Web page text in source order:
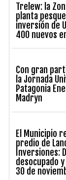
Trelew: la
planta
inversión de
400 nuevos
Con gran
la Jornada
Patagonia
Madryn
El Municipio
predio de
Inversiones:
desocupado
30 de